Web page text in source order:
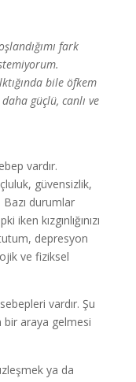
fark
bile öfkem
güçlü, canlı ve
vardır.
güvensizlik,
Bazı durumlar
kızgınlığınızı
depresyon
ve fiziksel
vardır. Şu
bir araya gelmesi
ya da